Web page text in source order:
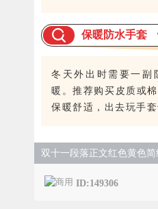
保暖防水手套
冬天外出时需要一副
暖。推荐购买皮质或
保暖舒适，出去玩手套
双十一段落正文红色黄色简
ID:149306